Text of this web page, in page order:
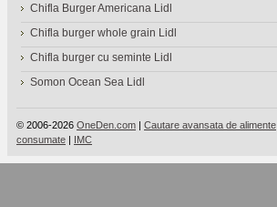
Chifla Burger Americana Lidl
Chifla burger whole grain Lidl
Chifla burger cu seminte Lidl
Somon Ocean Sea Lidl
© 2006-2026 OneDen.com | Cautare avansata de alimente
consumate | IMC